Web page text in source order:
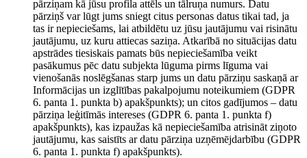
pārziņam kā jūsu profila attēls un tālruņa numurs. Datu
pārziņš var lūgt jums sniegt citus personas datus tikai tad, ja
tas ir nepieciešams, lai atbildētu uz jūsu jautājumu vai risinātu
jautājumu, uz kuru attiecas saziņa. Atkarībā no situācijas datu
apstrādes tiesiskais pamats būs nepieciešamība veikt
pasākumus pēc datu subjekta lūguma pirms līguma vai
vienošanās noslēgšanas starp jums un datu pārziņu saskaņā ar
Informācijas un izglītības pakalpojumu noteikumiem (GDPR
6. panta 1. punkta b) apakšpunkts); un citos gadījumos – datu
pārziņa leģitīmās intereses (GDPR 6. panta 1. punkta f)
apakšpunkts), kas izpaužas kā nepieciešamība atrisināt ziņoto
jautājumu, kas saistīts ar datu pārziņa uzņēmējdarbību (GDPR
6. panta 1. punkta f) apakšpunkts).